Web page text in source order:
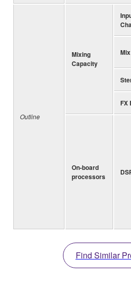
Outline
Mixing
Capacity
FX
On-board
processors
Find Similar